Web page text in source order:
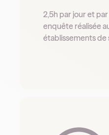
2,5h par jour et
enquête réalisée
établissements de